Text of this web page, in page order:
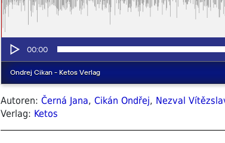
Autoren: Černá Jana, Cikán Ondřej, Nezval
Verlag: Ketos